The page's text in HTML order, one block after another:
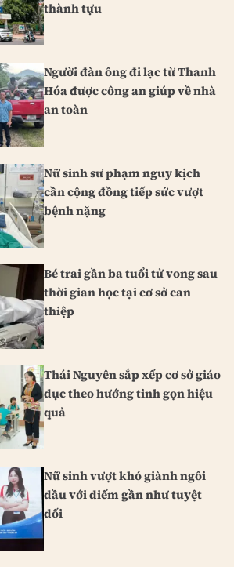
thành tựu
Người đàn ông đi lạc từ Thanh
Hóa được công an giúp về nhà
an toàn
Nữ sinh sư phạm nguy kịch
cần cộng đồng tiếp sức vượt
bệnh nặng
Bé trai gần ba tuổi tử vong sau
thời gian học tại cơ sở can
thiệp
Thái Nguyên sắp xếp cơ sở giáo
dục theo hướng tinh gọn hiệu
quả
Nữ sinh vượt khó giành ngôi
đầu với điểm gần như tuyệt
đối